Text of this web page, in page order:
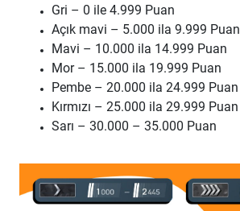
Gri – 0 ile 4.999 Puan
Açık mavi – 5.000 ila 9.999 Puan
Mavi – 10.000 ila 14.999 Puan
Mor – 15.000 ila 19.999 Puan
Pembe – 20.000 ila 24.999 Puan
Kırmızı – 25.000 ila 29.999 Puan
Sarı – 30.000 – 35.000 Puan